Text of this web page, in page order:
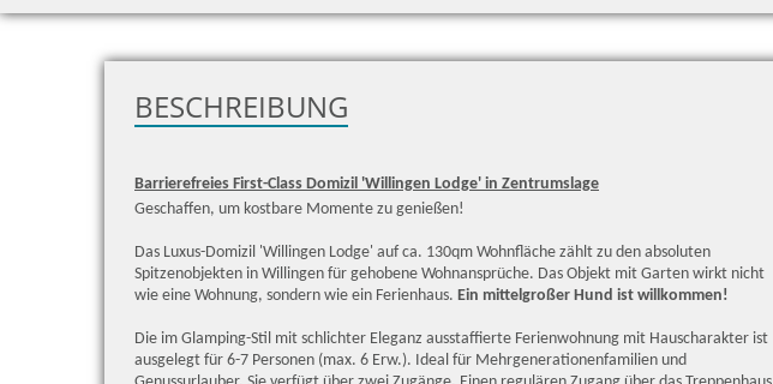
BESCHREIBUNG
Barrierefreies First-Class Domizil 'Willingen Lodge' in Zentrumslage
Geschaffen, um kostbare Momente zu genießen!
Das Luxus-Domizil 'Willingen Lodge' auf ca. 130qm Wohnfläche zählt zu den absoluten
Spitzenobjekten in Willingen für gehobene Wohnansprüche. Das Objekt mit Garten wirkt nicht
wie eine Wohnung, sondern wie ein Ferienhaus. Ein mittelgroßer Hund ist willkommen!
Die im Glamping-Stil mit schlichter Eleganz ausstaffierte Ferienwohnung mit Hauscharakter ist
ausgelegt für 6-7 Personen (max. 6 Erw.). Ideal für Mehrgenerationenfamilien und